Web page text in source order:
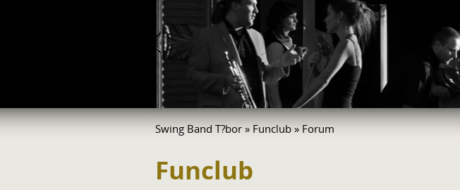
Swing Band T?bor » Funclub » Forum
Funclub